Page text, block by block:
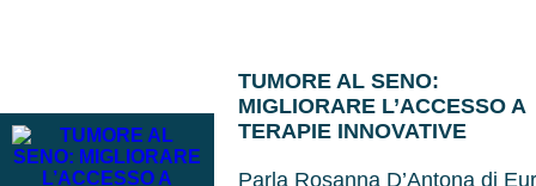
TUMORE AL SENO:
MIGLIORARE L’ACCESSO A
TERAPIE INNOVATIVE
Parla Rosanna D’Antona di